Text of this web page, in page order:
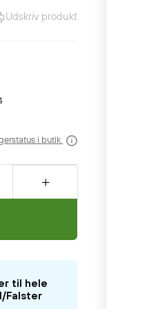
Udskriv produkt
i butik
til hele
Falster